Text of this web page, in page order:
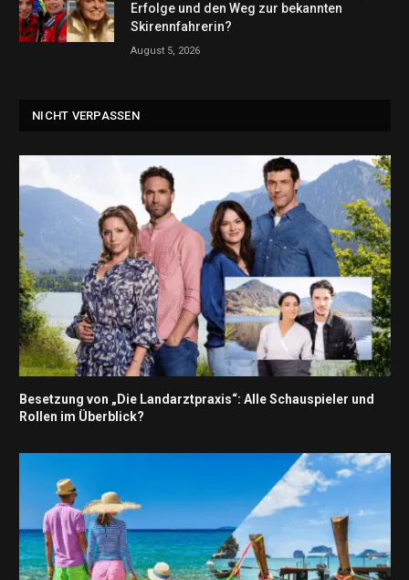
Erfolge und den Weg zur bekannten
Skirennfahrerin?
August 5, 2026
NICHT VERPASSEN
Besetzung von „Die Landarztpraxis“: Alle Schauspieler und
Rollen im Überblick?